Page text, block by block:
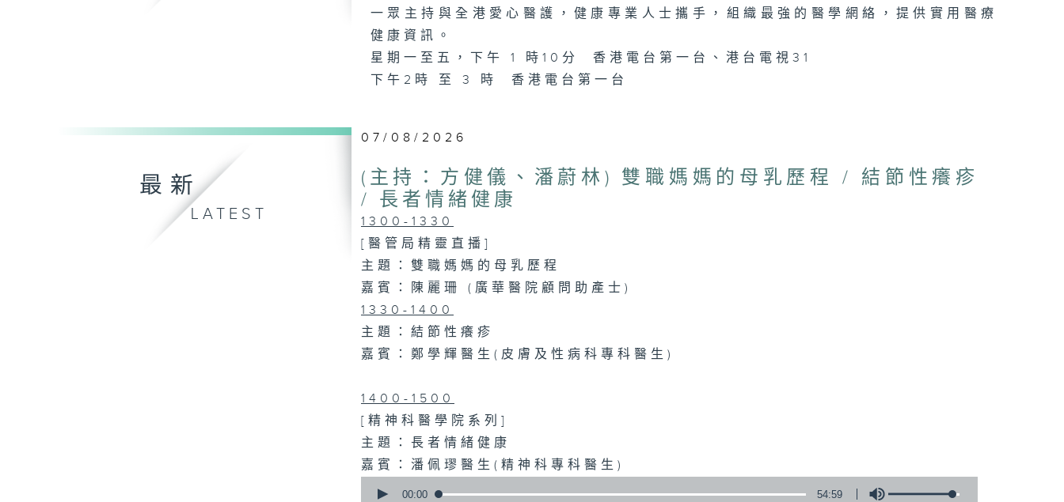
一眾主持與全港愛心醫護，健康專業人士攜手，組織最強的醫學網絡，提供實用醫療
健康資訊。
星期一至五，下午 1 時10分 香港電台第一台、港台電視31
下午2時 至 3 時 香港電台第一台
最新
LATEST
07/08/2026
(主持：方健儀、潘蔚林) 雙職媽媽的母乳歷程 / 結節性癢疹
/ 長者情緒健康
1300-1330
[醫管局精靈直播]
主題：雙職媽媽的母乳歷程
嘉賓：陳麗珊 (廣華醫院顧問助產士)
1330-1400
主題：結節性癢疹
嘉賓：鄭學輝醫生(皮膚及性病科專科醫生)
1400-1500
[精神科醫學院系列]
主題：長者情緒健康
嘉賓：潘佩璆醫生(精神科專科醫生)
seconds
00:00 54:59